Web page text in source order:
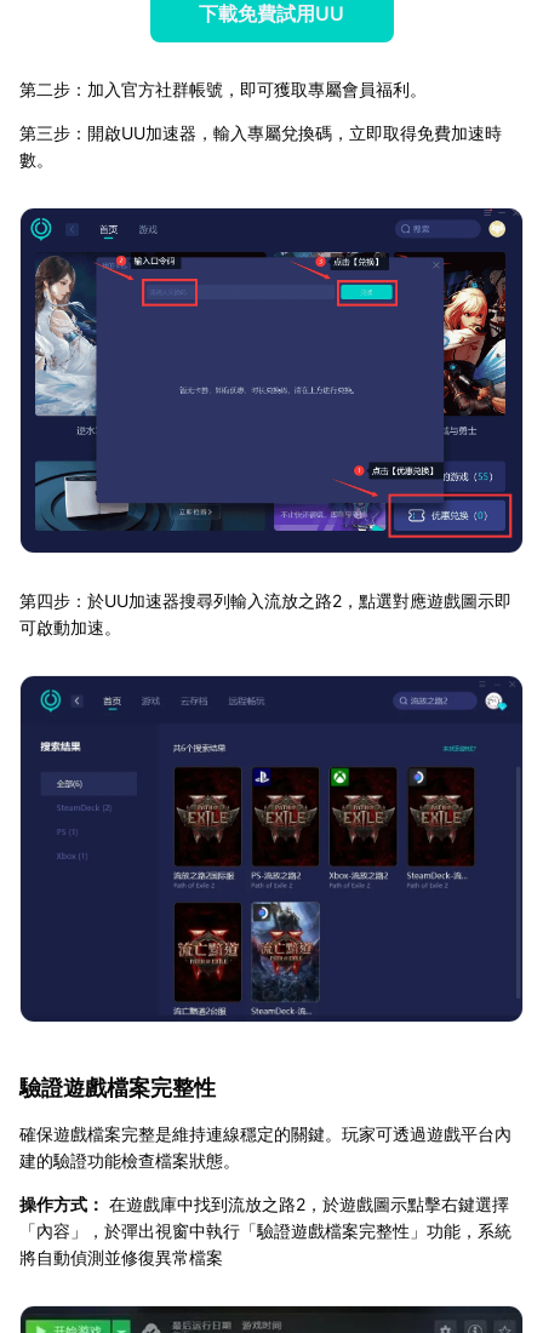
下載免費試用UU
第二步：加入官方社群帳號，即可獲取專屬會員福利。
第三步：開啟UU加速器，輸入專屬兌換碼，立即取得免費加速時
數。
第四步：於UU加速器搜尋列輸入流放之路2，點選對應遊戲圖示即
可啟動加速。
驗證遊戲檔案完整性
確保遊戲檔案完整是維持連線穩定的關鍵。玩家可透過遊戲平台內
建的驗證功能檢查檔案狀態。
操作方式： 在遊戲庫中找到流放之路2，於遊戲圖示點擊右鍵選擇
「內容」，於彈出視窗中執行「驗證遊戲檔案完整性」功能，系統
將自動偵測並修復異常檔案